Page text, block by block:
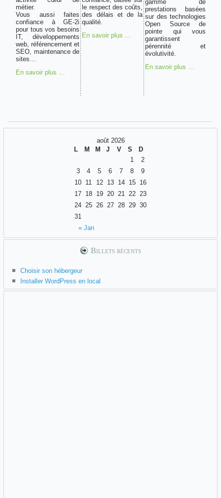
métier.
Vous aussi faites
confiance à GE-2i
pour tous vos besoins
IT, développements
web, référencement et
SEO, maintenance de
sites…
En savoir plus …
le respect des coûts,
des délais et de la
qualité.
En savoir plus …
gamme de
prestations basées
sur des technologies
Open Source de
pointe qui vous
garantissent
pérennité et
évolutivité.
En savoir plus …
août 2026
L
M M J V S D
« Jan
1
2
3
4 5 6 7 8
9
10 11 12 13 14 15
16
17 18 19 20 21 22 23
24 25 26 27 28 29 30
31
Billets récents
Choisir son hébergeur
Installer WordPress en local